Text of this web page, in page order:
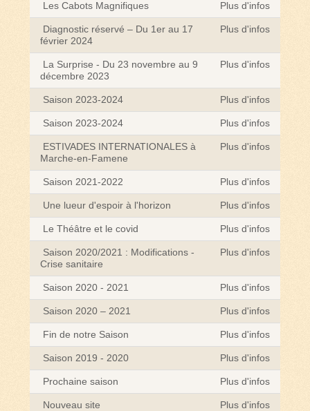
Les Cabots Magnifiques Plus d'infos
Diagnostic réservé – Du 1er au 17
février 2024
Plus d'infos
La Surprise - Du 23 novembre au 9
décembre 2023
Plus d'infos
Saison 2023-2024 Plus d'infos
Saison 2023-2024 Plus d'infos
ESTIVADES INTERNATIONALES à
Marche-en-Famene
Plus d'infos
Saison 2021-2022 Plus d'infos
Une lueur d'espoir à l'horizon Plus d'infos
Le Théâtre et le covid Plus d'infos
Saison 2020/2021 : Modifications -
Crise sanitaire
Plus d'infos
Saison 2020 - 2021 Plus d'infos
Saison 2020 – 2021 Plus d'infos
Fin de notre Saison Plus d'infos
Saison 2019 - 2020 Plus d'infos
Prochaine saison Plus d'infos
Nouveau site Plus d'infos